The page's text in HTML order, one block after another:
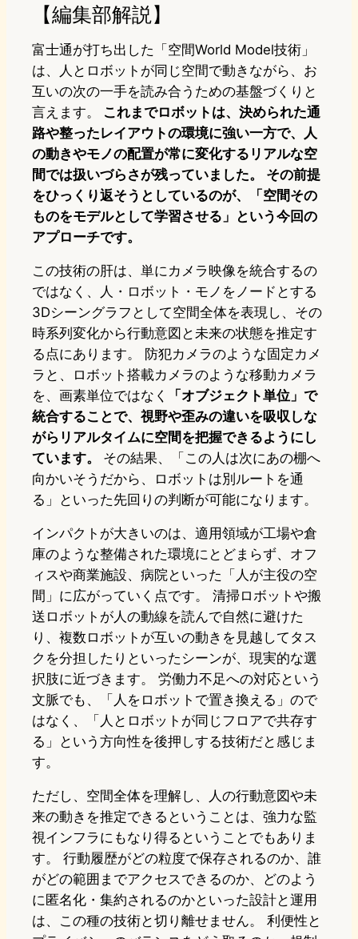
【編集部解説】
富士通が打ち出した「空間World Model技術」
は、人とロボットが同じ空間で動きながら、お
互いの次の一手を読み合うための基盤づくりと
言えます。
これまでロボットは、決められた通
路や整ったレイアウトの環境に強い一方で、人
の動きやモノの配置が常に変化するリアルな空
間では扱いづらさが残っていました。 その前提
をひっくり返そうとしているのが、「空間その
ものをモデルとして学習させる」という今回の
アプローチです。
この技術の肝は、単にカメラ映像を統合するの
ではなく、人・ロボット・モノをノードとする
3Dシーングラフとして空間全体を表現し、その
時系列変化から行動意図と未来の状態を推定す
る点にあります。 防犯カメラのような固定カメ
ラと、ロボット搭載カメラのような移動カメラ
を、画素単位ではなく
「オブジェクト単位」で
統合することで、視野や歪みの違いを吸収しな
がらリアルタイムに空間を把握できるようにし
ています。 その結果、「この人は次にあの棚へ
向かいそうだから、ロボットは別ルートを通
る」といった先回りの判断が可能になります。
インパクトが大きいのは、適用領域が工場や倉
庫のような整備された環境にとどまらず、オフ
ィスや商業施設、病院といった「人が主役の空
間」に広がっていく点です。 清掃ロボットや搬
送ロボットが人の動線を読んで自然に避けた
り、複数ロボットが互いの動きを見越してタス
クを分担したりといったシーンが、現実的な選
択肢に近づきます。 労働力不足への対応という
文脈でも、「人をロボットで置き換える」ので
はなく、「人とロボットが同じフロアで共存す
る」という方向性を後押しする技術だと感じま
す。
ただし、空間全体を理解し、人の行動意図や未
来の動きを推定できるということは、強力な監
視インフラにもなり得るということでもありま
す。 行動履歴がどの粒度で保存されるのか、誰
がどの範囲までアクセスできるのか、どのよう
に匿名化・集約されるのかといった設計と運用
は、この種の技術と切り離せません。 利便性と